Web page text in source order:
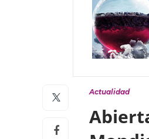
Actualidad